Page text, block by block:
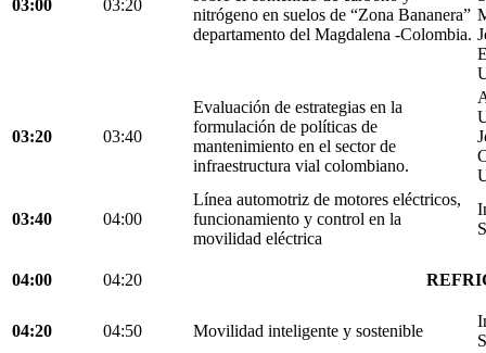
03:00 03:20
nitrógeno en suelos de “Zona Bananera”
departamento del Magdalena -Colombia.
03:20 03:40
Evaluación de estrategias en la
formulación de políticas de
mantenimiento en el sector de
infraestructura vial colombiano.
03:40 04:00
Línea automotriz de motores eléctricos,
funcionamiento y control en la
movilidad eléctrica
04:00 04:20
04:20 04:50 Movilidad inteligente y sostenible